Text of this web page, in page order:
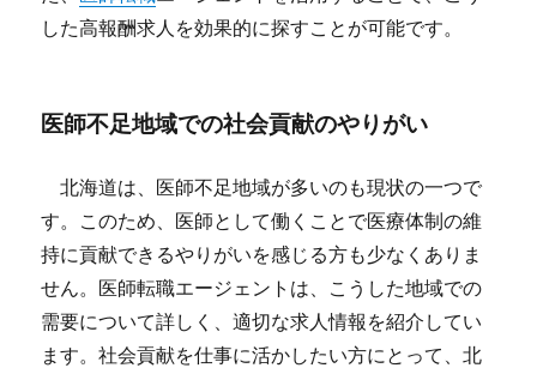
した高報酬求人を効果的に探すことが可能です。
医師不足地域での社会貢献のやりがい
北海道は、医師不足地域が多いのも現状の一つで
す。このため、医師として働くことで医療体制の維
持に貢献できるやりがいを感じる方も少なくありま
せん。医師転職エージェントは、こうした地域での
需要について詳しく、適切な求人情報を紹介してい
ます。社会貢献を仕事に活かしたい方にとって、北